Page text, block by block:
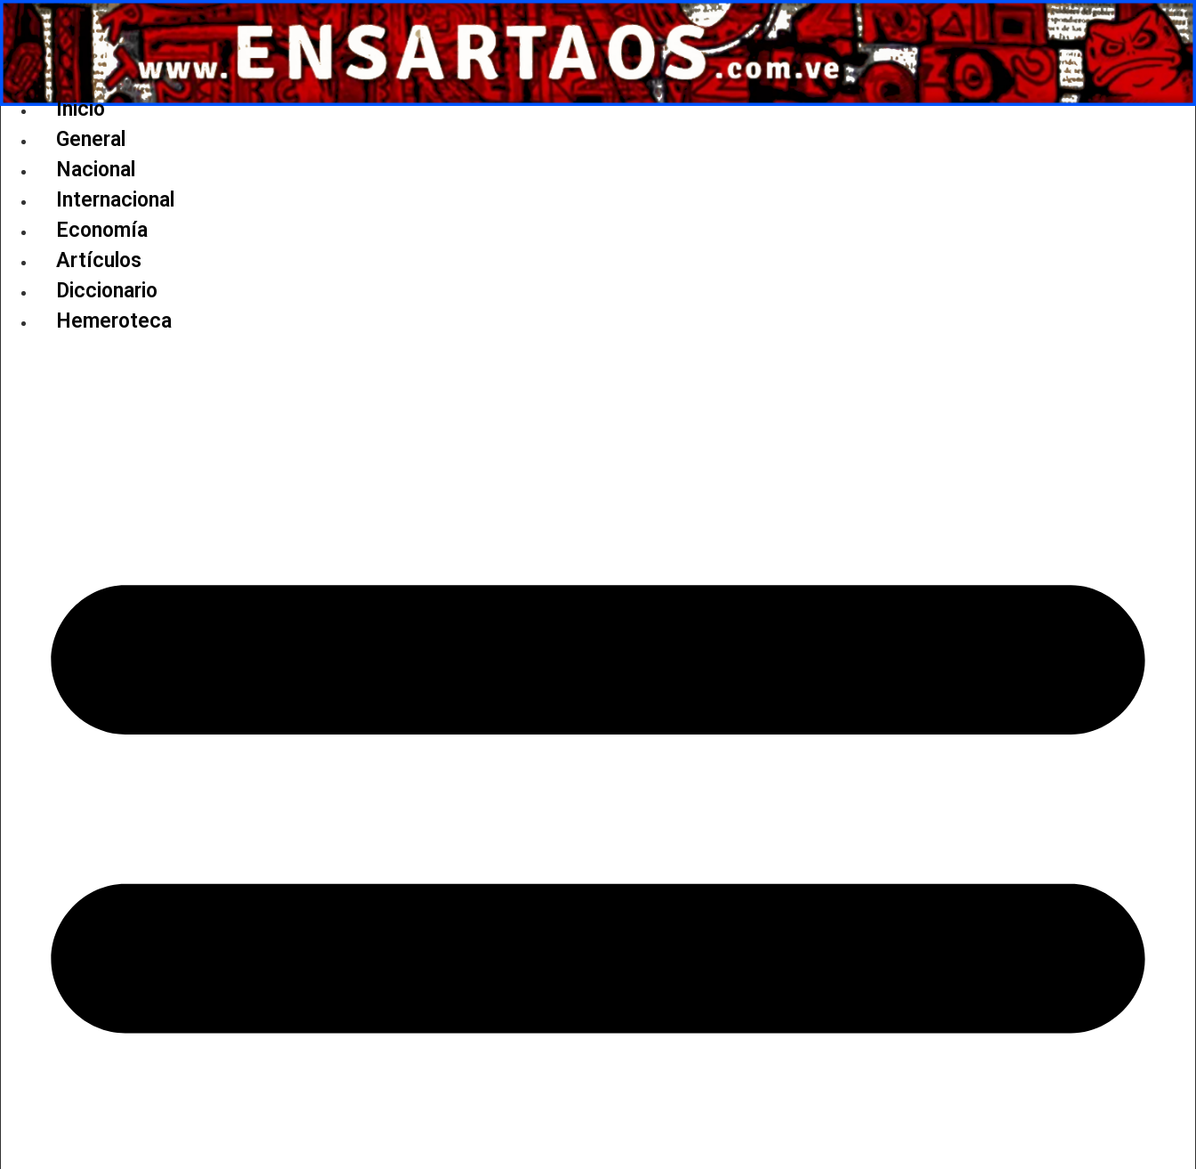
Ir
al
contenido
Inicio
General
Nacional
Internacional
Economía
Artículos
Diccionario
Hemeroteca